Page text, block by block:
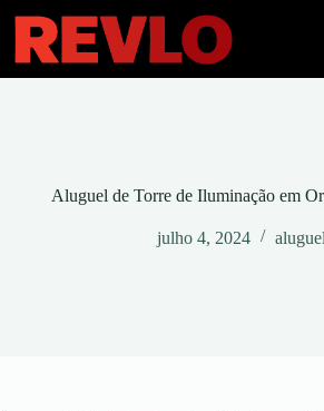
para
conteúdo
Aluguel de Torre de Iluminação em
julho 4, 2024 aluguel